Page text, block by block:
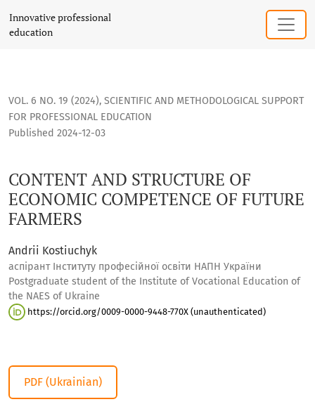
CONTENT AND STRUCTURE OF ECONOMIC COMPETENCE OF
Innovative professional
education
VOL. 6 NO. 19 (2024), SCIENTIFIC AND METHODOLOGICAL SUPPORT
FOR PROFESSIONAL EDUCATION
CONTENT AND STRUCTURE OF
ECONOMIC COMPETENCE OF FUTURE
FARMERS
Published 2024-12-03
Andrii Kostiuchyk
аспірант Інституту професійної освіти НАПН України
Postgraduate student of the Institute of Vocational Education of
the NAES of Ukraine
https://orcid.org/0009-0000-9448-770X (unauthenticated)
PDF (Ukrainian)